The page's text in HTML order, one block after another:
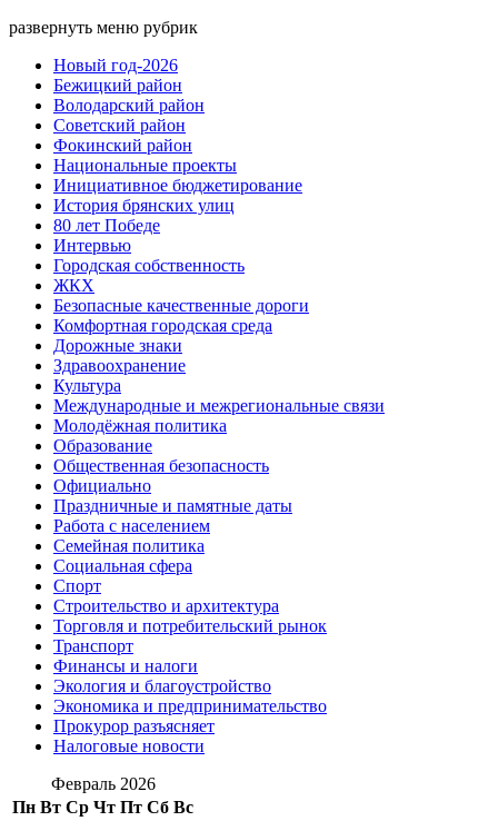
развернуть меню рубрик
Новый год-2026
Бежицкий район
Володарский район
Советский район
Фокинский район
Национальные проекты
Инициативное бюджетирование
История брянских улиц
80 лет Победе
Интервью
Городская собственность
ЖКХ
Безопасные качественные дороги
Комфортная городская среда
Дорожные знаки
Здравоохранение
Культура
Международные и межрегиональные связи
Молодёжная политика
Образование
Общественная безопасность
Официально
Праздничные и памятные даты
Работа с населением
Семейная политика
Социальная сфера
Спорт
Строительство и архитектура
Торговля и потребительский рынок
Транспорт
Финансы и налоги
Экология и благоустройство
Экономика и предпринимательство
Прокурор разъясняет
Налоговые новости
Февраль 2026
Пн Вт Ср Чт Пт Сб Вс